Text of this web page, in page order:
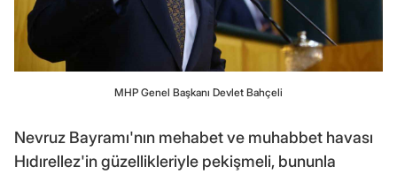
MHP Genel Başkanı Devlet Bahçeli
Nevruz Bayramı'nın mehabet ve muhabbet havası
Hıdırellez'in güzellikleriyle pekişmeli, bununla